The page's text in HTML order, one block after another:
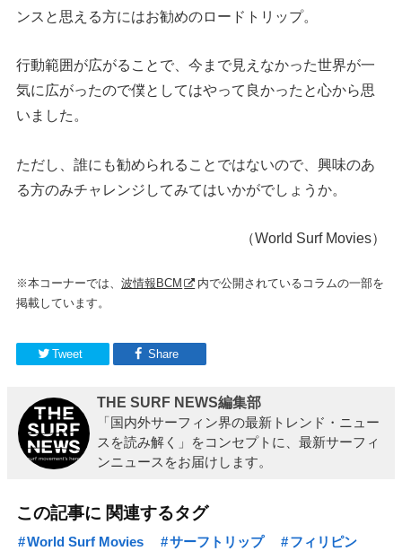
ンスと思える方にはお勧めのロードトリップ。
行動範囲が広がることで、今まで見えなかった世界が一
気に広がったので僕としてはやって良かったと心から思
いました。
ただし、誰にも勧められることではないので、興味のあ
る方のみチャレンジしてみてはいかがでしょうか。
（World Surf Movies）
※本コーナーでは、波情報BCM
内で公開されているコラムの一部を
掲載しています。
Tweet Share
THE SURF NEWS編集部
「国内外サーフィン界の最新トレンド・ニュー
スを読み解く」をコンセプトに、最新サーフィ
ンニュースをお届けします。
この記事に 関連するタグ
World Surf Movies サーフトリップ フィリピン